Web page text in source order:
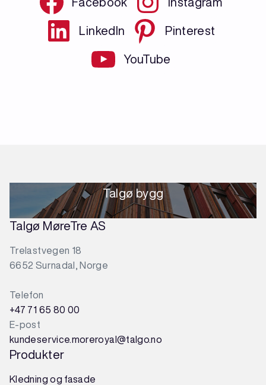
LinkedIn Pinterest
YouTube
Talgø bygg
Talgø MøreTre AS
Trelastvegen 18
6652 Surnadal, Norge
Telefon
+47 71 65 80 00
E-post
kundeservice.moreroyal@talgo.no
Produkter
Kledning og fasade